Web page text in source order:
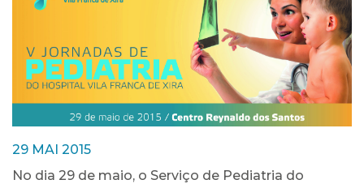
29 MAI 2015
No dia 29 de maio, o Serviço de Pediatria do